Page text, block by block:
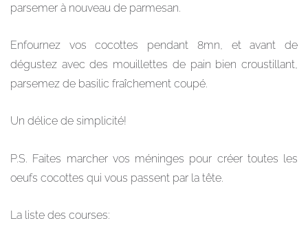
parsemer à nouveau de parmesan.
Enfournez vos cocottes pendant 8mn, et avant de
dégustez avec des mouillettes de pain bien croustillant,
parsemez de basilic fraîchement coupé.
Un délice de simplicité!
P.S. Faites marcher vos méninges pour créer toutes les
oeufs cocottes qui vous passent par la tête.
La liste des courses: